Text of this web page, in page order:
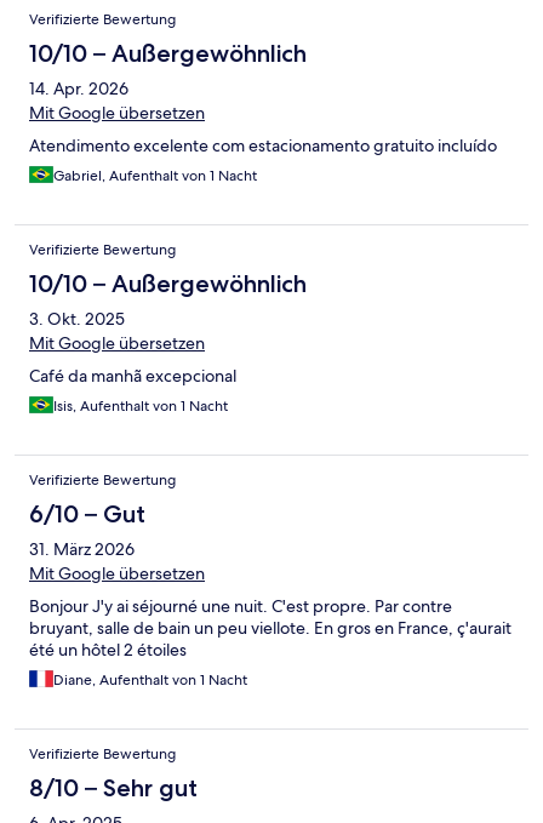
Verifizierte Bewertung
10/10 – Außergewöhnlich
14. Apr. 2026
Mit Google übersetzen
Atendimento excelente com estacionamento gratuito incluído
Gabriel, Aufenthalt von 1 Nacht
Verifizierte Bewertung
10/10 – Außergewöhnlich
3. Okt. 2025
Mit Google übersetzen
Café da manhã excepcional
Isis, Aufenthalt von 1 Nacht
Verifizierte Bewertung
6/10 – Gut
31. März 2026
Mit Google übersetzen
Bonjour J'y ai séjourné une nuit. C'est propre. Par contre
bruyant, salle de bain un peu viellote. En gros en France, ç'aurait
été un hôtel 2 étoiles
Diane, Aufenthalt von 1 Nacht
Verifizierte Bewertung
8/10 – Sehr gut